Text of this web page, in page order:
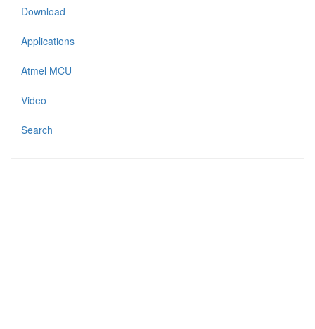
Download
Applications
Atmel MCU
Video
Search